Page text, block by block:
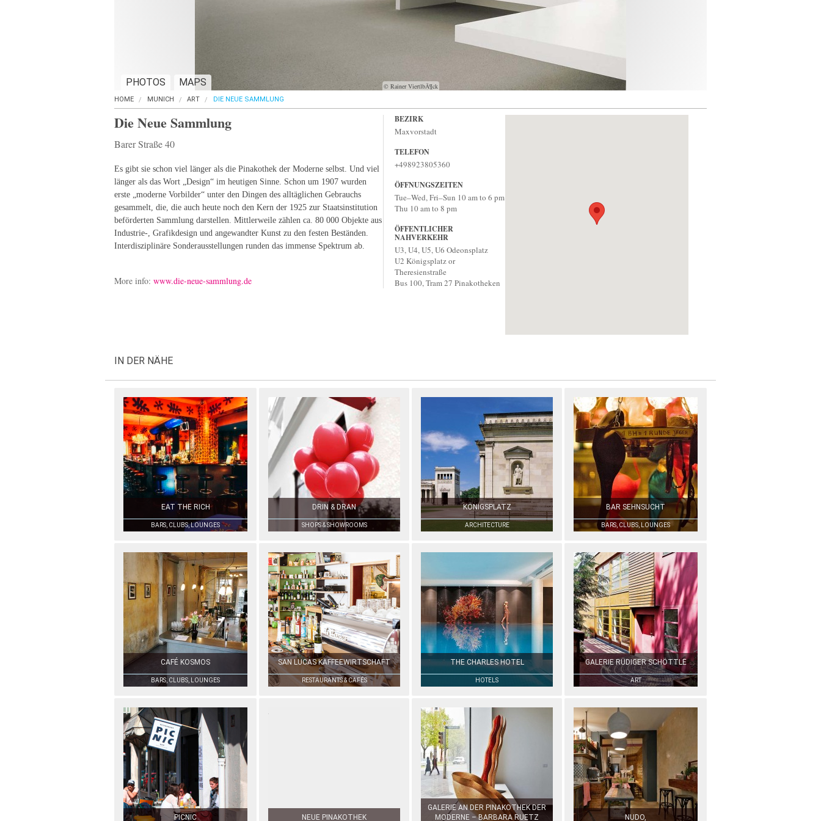
© Rainer ViertlbÃ¶ck
PHOTOS MAPS
HOME MUNICH ART DIE NEUE SAMMLUNG
Die Neue Sammlung
Barer Straße 40
Es gibt sie schon viel länger als die Pinakothek der Moderne selbst. Und viel
länger als das Wort „Design“ im heutigen Sinne. Schon um 1907 wurden
erste „moderne Vorbilder“ unter den Dingen des alltäglichen Gebrauchs
gesammelt, die, die auch heute noch den Kern der 1925 zur Staatsinstitution
beförderten Sammlung darstellen. Mittlerweile zählen ca. 80 000 Objekte aus
Industrie-, Grafikdesign und angewandter Kunst zu den festen Beständen.
Interdisziplinäre Sonderausstellungen runden das immense Spektrum ab.
More info: www.die-neue-sammlung.de
BEZIRK
Maxvorstadt
TELEFON
+498923805360
ÖFFNUNGSZEITEN
Tue–Wed, Fri–Sun 10 am to 6 pm
Thu 10 am to 8 pm
ÖFFENTLICHER
NAHVERKEHR
U3, U4, U5, U6 Odeonsplatz
U2 Königsplatz or
Theresienstraße
Bus 100, Tram 27 Pinakotheken
IN DER NÄHE
EAT THE RICH
BARS, CLUBS, LOUNGES
DRIN & DRAN
SHOPS & SHOWROOMS
KÖNIGSPLATZ
ARCHITECTURE
BAR SEHNSUCHT
BARS, CLUBS, LOUNGES
CAFÉ KOSMOS
BARS, CLUBS, LOUNGES
SAN LUCAS KAFFEEWIRTSCHAFT
RESTAURANTS & CAFÉS
THE CHARLES HOTEL
HOTELS
GALERIE RÜDIGER SCHÖTTLE
ART
PICNIC NEUE PINAKOTHEK
GALERIE AN DER PINAKOTHEK DER
MODERNE – BARBARA RUETZ
NUDO,